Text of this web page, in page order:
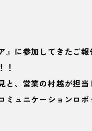
に参加してきたご
！
、営業の村越が担当
ミュニケーションロ